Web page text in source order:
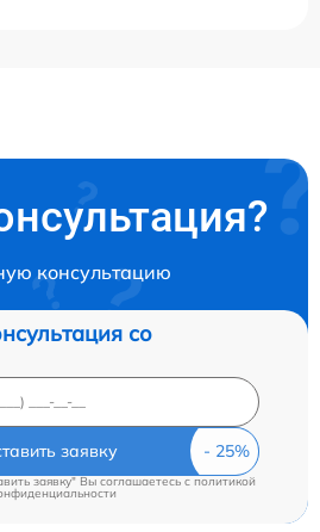
консультацию
со
заявку
заявку" Вы соглашаетесь cполитикой